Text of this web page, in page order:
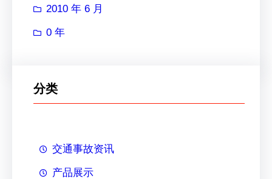
2010 年 6 月
0 年
分类
交通事故资讯
产品展示